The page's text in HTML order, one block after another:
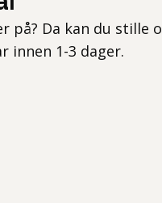
på? Da kan du stille
innen 1-3 dager.